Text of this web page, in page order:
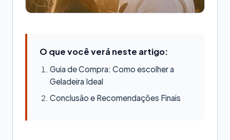
O que você verá neste artigo:
Guia de Compra: Como escolher a
Geladeira Ideal
Conclusão e Recomendações Finais